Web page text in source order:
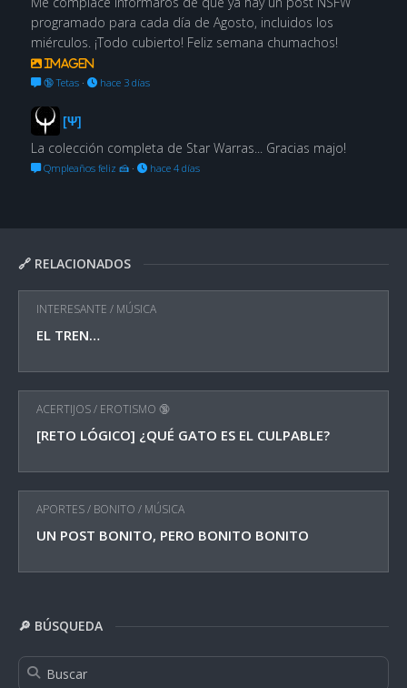
🔗 RELACIONADOS
INTERESANTE / MÚSICA
EL TREN…
ACERTIJOS/ EROTISMO 🔞
[RETO LÓGICO] ¿QUÉ GATO ES EL CULPABLE?
APORTES/ BONITO / MÚSICA
UN POST BONITO, PERO BONITO BONITO
🔎 BÚSQUEDA
programado para cada día de Agosto, incluidos los
miérculos. ¡Todo cubierto! Feliz semana chumachos!
Imagen
🔞 Tetas· hace 3 días
[Ψ]
La colección completa de Star Warras... Gracias majo!
Qmpleaños feliz 🍰· hace 4 días